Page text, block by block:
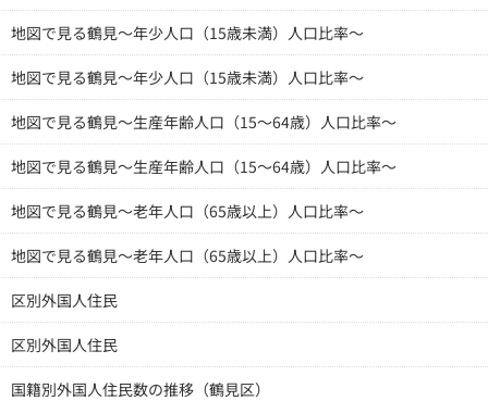
地図で見る鶴見～年少人口（15歳未満）人口比率～
地図で見る鶴見～年少人口（15歳未満）人口比率～
地図で見る鶴見～生産年齢人口（15～64歳）人口比率～
地図で見る鶴見～生産年齢人口（15～64歳）人口比率～
地図で見る鶴見～老年人口（65歳以上）人口比率～
地図で見る鶴見～老年人口（65歳以上）人口比率～
区別外国人住民
区別外国人住民
国籍別外国人住民数の推移（鶴見区）